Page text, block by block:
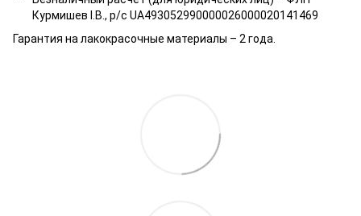
Курмишев І.В., р/с UA493052990000026000020141469
Гарантия на лакокрасочные материалы – 2 года.